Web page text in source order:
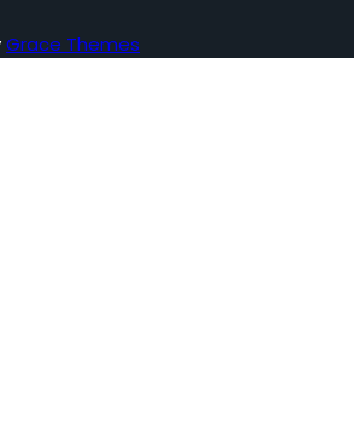
Grace Themes